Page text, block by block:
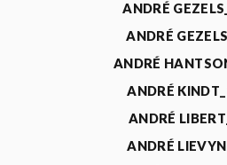
ANDRÉ
ANDRÉ
ANDRÉ
ANDRÉ
ANDRÉ
ANDRÉ